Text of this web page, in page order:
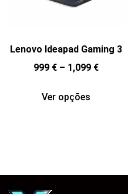
Lenovo Ideapad Gaming 3
999 € – 1,099 €
Ver opções